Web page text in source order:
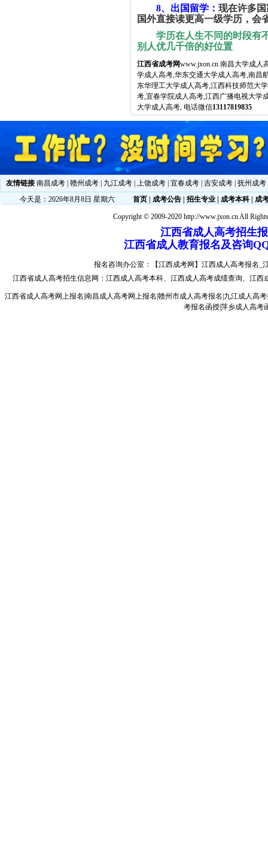
8、出国留学：现在许多
国外直接读更高一级学历，会
学历在人生不同的时段有
别人优几千倍的好位置
江西省成考网www.jxon.cn 南昌大学成人
学成人高考,华东交通大学成人高考,南昌
东华理工大学成人高考,江西科技师范大
考,宜春学院成人高考,江西广播电视大学
大学成人高考, 电话微信13117819835
友情链接 南昌成考 赣州成考 九江成考 上饶成考 宜春成考 吉安成考 抚州成考
今天是：2026年8月8日 星期六
首页 成考公告 招生专业 成考本科| 成
Copyright © 2009-2020 http://www.jxon.cn All
江西省成人高考招生
江西省成人教育报名及咨询
报名咨询办公室：【江西成考网】江西成人高考报名
江西省成人高考招生信息网： 江西成人高考本科、 江西成人高考成绩查询、 江西
江西省成人高考网上报名|南昌成人高考网上报名|赣州市成人高考报名|九江成人高
考报名函授|萍乡成人高考